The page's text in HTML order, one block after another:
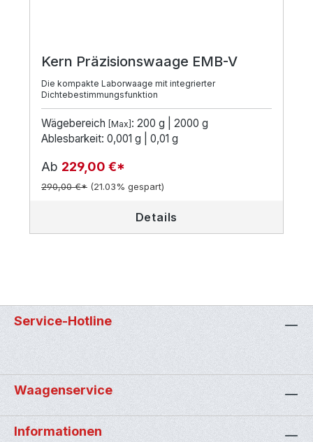
Kern Präzisionswaage EMB-V
Die kompakte Laborwaage mit integrierter
Dichtebestimmungsfunktion
Wägebereich [Max] : 200 g | 2000 g
Ablesbarkeit: 0,001 g | 0,01 g
Ab 229,00 €*
290,00 €* (21.03% gespart)
Details
Service-Hotline
Waagenservice
Informationen